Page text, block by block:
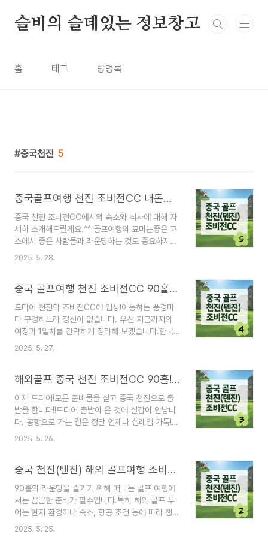
슬비의 슬데있는 정보창고
홈 태그 방명록
중국천진 5
중국골프여행 천진 조비전CC 내돈내산 후기 : 숙소 및 식사 등 _ #5
중국 천진 조비전CC에서의 숙소와 식사에 대해 자
세히 소개해드릴게요.^^ 골프여행의 묘미는좋은 코
스에서 좋은 사람들과 라운딩하는 것도 중요하지만,
숙소와 식사 및 그 외 여독을 푸는 휴식 시간이 얼마
경험한 리얼한 후기,지금부터 알려드릴게요! * 아래
수 있습니다.시간이 지나 변경되었을 수 있으니 참
고해주세요! '운'이 좋았던 조비전cc내 멋진 별장식
2층 독채 숙소! 조비전CC는골프장 내에 다양한 숙
소의 형태가 있으며그 중에서도 4인이상 예약시 멋
수 있었습니다. ✔️그런데, 4인이라도 우리가 묵었
던 곳..
2025. 5. 28.
중국 골프여행 천진 조비전CC 90홀 : 코스와 라운딩 후기 _ #4
드디어 천진의 조비전CC에 입성!이동하는 풍경마
다 구경하느라 정신이 없습니다. 우선 지금까지의
여정과 1일차를 간략하게 정리해 보겠습니다.한국
인천공항에서 천진공항까지 비행시간은 약 1시간
1시간 40분 소요첫날은 도착 후 여독을 고려해 18
레스 없이 바로 플레이 가능 그럼 본격적인 조비전
CC의 90홀 라운딩을 소개해볼게요! 1. 1일차, 숙소
도착 후 옷 갈아입고, 점심식사 그리고 18홀 라운
딩!! 🔖 첫날 일정 3줄 요약! 피곤할 틈도 없이 숙소
먹은 후클럽하우스로 이동 후 캐디분들과 인사(4인
1팀 & ..
2025. 5. 27.
해외골프 중국 천진 조비전CC 90홀! : 출국 및 입국 심사 알아보기 _ #3
이제 드디어!모든 준비물을 싣고 중국 천진으로 출
발을 합니다!!드디어 출발이 온 것에 실감이 안납니
다. 공항으로 가는 길은 정말 언제나 설레임 가득!저
희팀은 '보물섬투어'의 천진 골프여행 패키지를 신
한 팁 등을 담백하고 간결하게 정리해 볼게요! 중국
스 이용하기! 이제는 다들 아시죠?중국이 작년 하반
기부터 '무비자' 입국이 가능합니다. 정말 편리해졌
다고 하는데.. 저는 그전에 중국을 다녀온 적이 없어
서 비교가 안돼네요^^;; 1. 무비자 입국 가능!2024
2025. 5. 26.
중국 천진(톈진) 해외 골프여행 조비전CC : 환전 및 준비물(엑셀 파일有) _ #2
90홀의 라운딩을 즐기기 위해 떠나는 골프 여행에
서는 꼼꼼한 준비가 필수입니다.특히 해외 골프 투
어는 현지 환경이나 숙소, 항공 조건 등에 따라 챙겨
야 할 항목이 다르기 때문에 사전에 체크리스트를
2025. 5. 25.